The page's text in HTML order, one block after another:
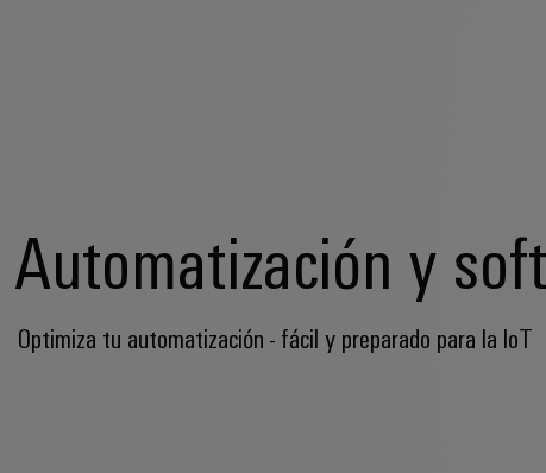
Automatización y
Optimiza tu automatización - fácil y preparado para la IoT